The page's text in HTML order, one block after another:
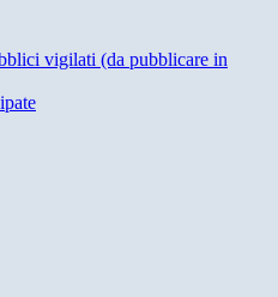
vigilati (da pubblicare in